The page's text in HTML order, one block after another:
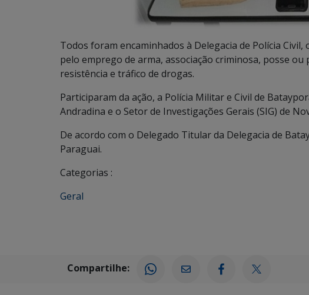
Todos foram encaminhados à Delegacia de Polícia
pelo emprego de arma, associação criminosa, posse
resistência e tráfico de drogas.
Participaram da ação, a Polícia Militar e Civil de
Andradina e o Setor de Investigações Gerais (SIG) de
De acordo com o Delegado Titular da Delegacia de
Paraguai.
Categorias :
Geral
Compartilhe: